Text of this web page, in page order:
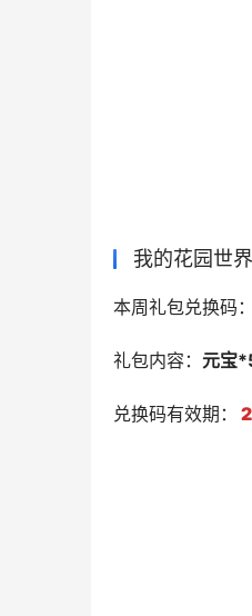
我的花园世
本周礼包兑换码：
礼包内容： 元宝
兑换码有效期：